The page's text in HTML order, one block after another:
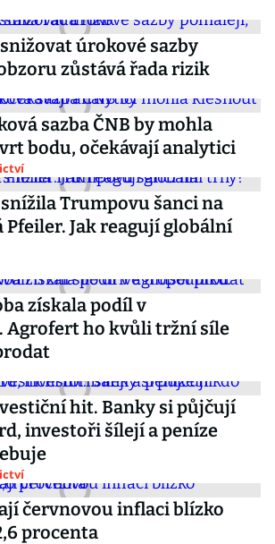
úrokové sazby
zůstává řada rizik
sazba ČNB by mohla
bodu, očekávají analytici
Trumpovu šanci na
Jak reagují globální
získala podíl v
Agrofert ho kvůli tržní síle
hit. Banky si půjčují
investoři šílejí a peníze
červnovou inflaci blízko
procenta